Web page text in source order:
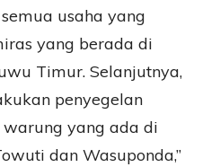
usaha yang
yang berada di
Timur. Selanjutnya,
penyegelan
yang ada di
dan Wasuponda,”